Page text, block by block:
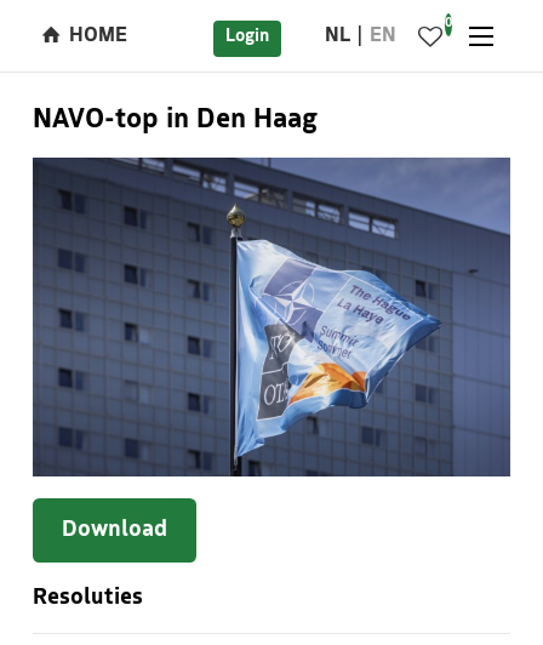
HOME Login NL EN
0
NAVO-top in Den Haag
Download
Resoluties